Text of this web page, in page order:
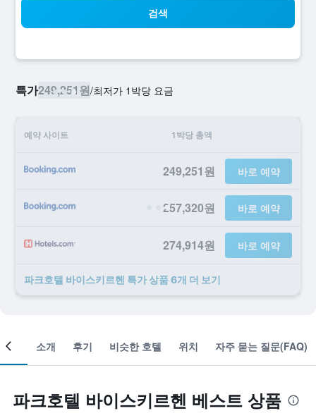
검색
특가249,251원/​최저가 1박당 요금
예약 사이트 1박당 총액
249,251원 바로 예약
257,320원 바로 예약
274,914원 바로 예약
파크호텔 바이스키르헨 ​특가 ​상품 6개 ​더 ​보기
객실 소개 후기 비슷한 호텔 위치 자주 묻는 질문(FAQ)
파크호텔 바이스키르헨 베스트 상품